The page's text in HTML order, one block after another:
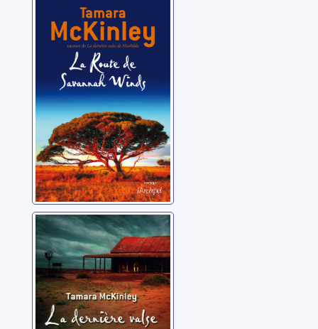
La route de
Savannah Winds
McKinley, Tamara
La dernière valse
de Mathilda
McKinley, Tamara